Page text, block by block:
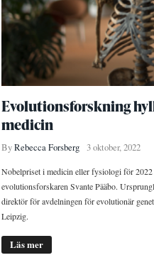
Evolutionsforskning
medicin
ByRebecca Forsberg 3 oktober, 2022
Nobelpriset i medicin eller fysiologi för
evolutionsforskaren Svante Pääbo.
direktör för avdelningen för evolutionär
Leipzig.
Läs mer